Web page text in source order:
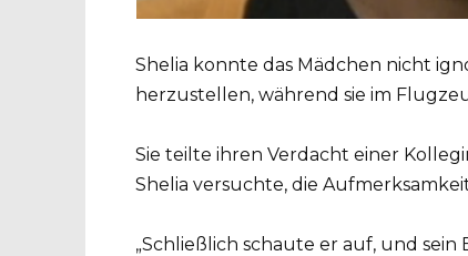
Shelia konnte das Mädchen nicht
herzustellen, während sie im
Sie teilte ihren Verdacht einer
Shelia versuchte, die
„Schließlich schaute er auf, und sein